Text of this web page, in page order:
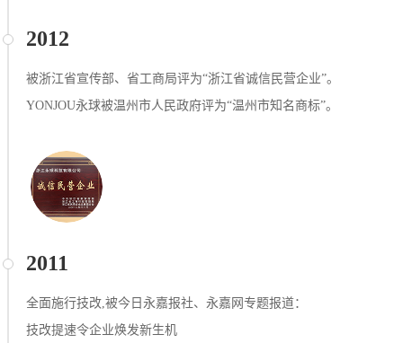
2012
被浙江省宣传部、省工商局评为“浙江省诚信民营企业”。
YONJOU永球被温州市人民政府评为“温州市知名商标”。
2011
全面施行技改,被今日永嘉报社、永嘉网专题报道：
技改提速令企业焕发新生机